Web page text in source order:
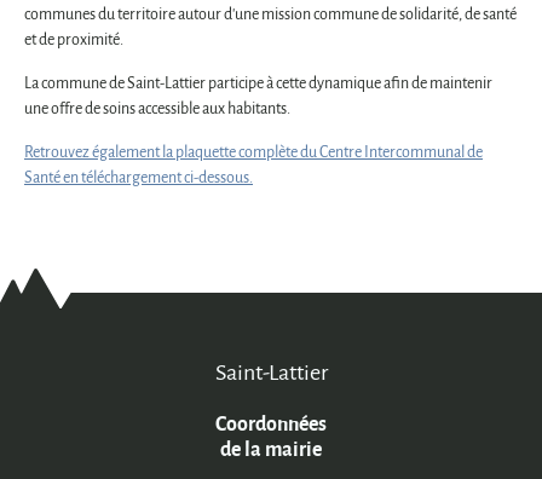
communes du territoire autour d'une mission commune de solidarité, de santé
et de proximité.
La commune de Saint-Lattier participe à cette dynamique afin de maintenir
une offre de soins accessible aux habitants.
Retrouvez également la plaquette complète du Centre Intercommunal de
Santé en téléchargement ci-dessous.
Saint-Lattier
Coordonnées
de la mairie